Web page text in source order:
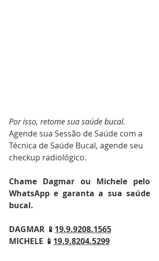
Por isso, retome sua saúde bucal.
Agende sua Sessão de Saúde com a
Técnica de Saúde Bucal, agende seu
checkup radiológico.
Chame Dagmar ou Michele pelo
WhatsApp e garanta a sua saúde
bucal.
DAGMAR 📱 19.9.9208.1565
MICHELE 📱 19.9.8204.5299